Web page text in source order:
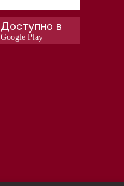
Доступно в
Google Play